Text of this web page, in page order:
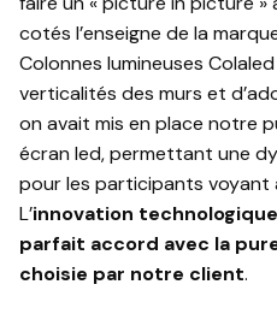
cotés l’enseigne de la
Colonnes lumineuses
verticalités des murs et
on avait mis en place notre
écran led, permettant une
pour les participants voyant
L’innovation technologique
parfait accord avec la
choisie par notre client.